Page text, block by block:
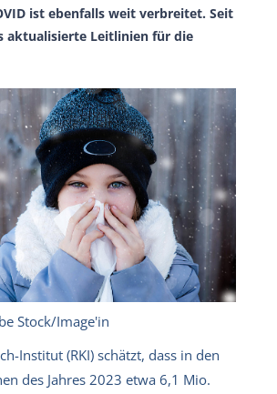
ist ebenfalls weit verbreitet. Seit
aktualisierte Leitlinien für die
Stock/Image'in
Institut (RKI) schätzt, dass in den
des Jahres 2023 etwa 6,1 Mio.